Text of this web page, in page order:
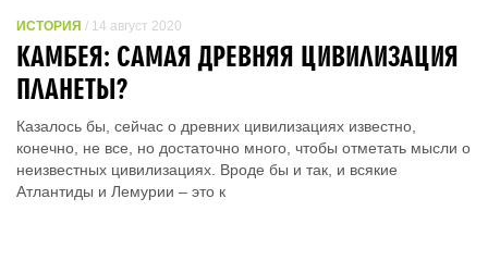
ИСТОРИЯ / 14 август 2020
КАМБЕЯ: САМАЯ ДРЕВНЯЯ ЦИВИЛИЗАЦИЯ
ПЛАНЕТЫ?
Казалось бы, сейчас о древних цивилизациях известно,
конечно, не все, но достаточно много, чтобы отметать мысли о
неизвестных цивилизациях. Вроде бы и так, и всякие
Атлантиды и Лемурии – это к